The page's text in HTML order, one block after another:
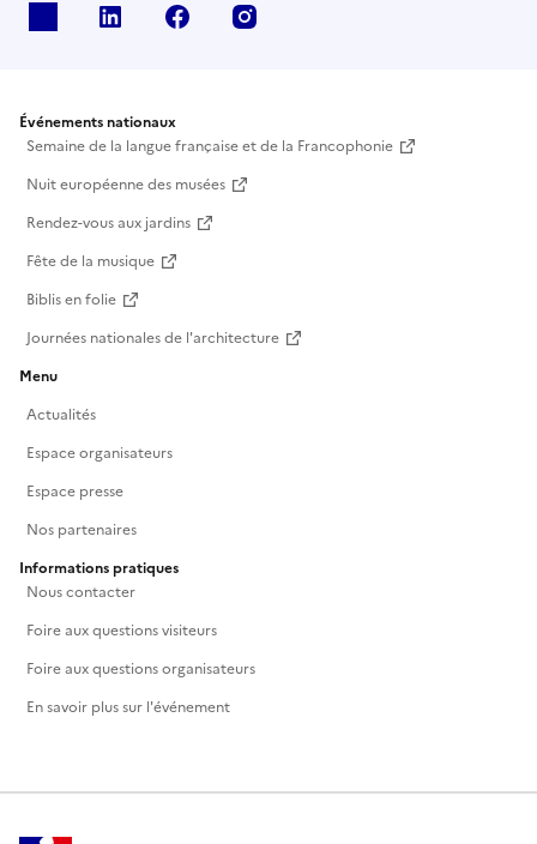
Linkedin Facebook
Événements nationaux
Semaine de la langue française et de la Francophonie
Nuit européenne des musées
Rendez-vous aux jardins
Fête de la musique
Biblis en folie
Journées nationales de l'architecture
Menu
Actualités
Espace organisateurs
Espace presse
Nos partenaires
Informations pratiques
Nous contacter
Foire aux questions visiteurs
Foire aux questions organisateurs
En savoir plus sur l'événement